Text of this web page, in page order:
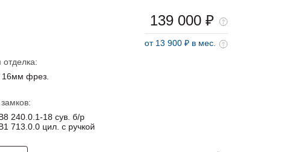
фрез.
240.0.1-18 сув. б/р
713.0.0 цил. с ручкой
139 000 ₽
от 13 900 ₽ в мес.